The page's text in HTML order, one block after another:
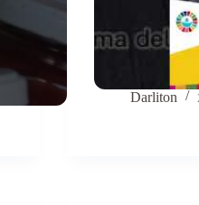
Darliton